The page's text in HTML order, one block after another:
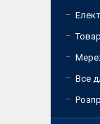
Все